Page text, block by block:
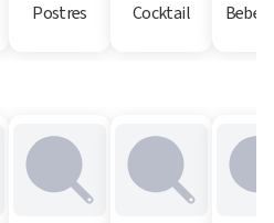
Postres Cocktail